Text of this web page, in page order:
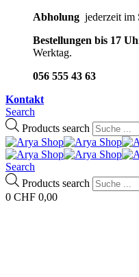
Abholung jederzeit im
Bestellungen bis 17
Werktag.
056 555 43 63
Kontakt
Search
Products search
Search
Products search
0 CHF 0,00